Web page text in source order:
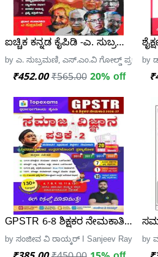
ಐಚ್ಚಿಕ ಕನ್ನಡ ಕೈಪಿಡಿ -ಎ. ಸುಬ್ರಮಣಿ
by ಎ. ಸುಬ್ರಮಣಿ, ಎಸ್.ಎಂ.ವಿ ಗೋಲ್ಡ್ ಪ್ರಕಾಶನ
₹452.00 ₹565.00 20% off
by
GPSTR 6-8 ಶಿಕ್ಷಕರ ನೇಮಕಾತಿ |
by ಸಂಜೀವ ವಿ ರಾಯ್ಕರ್ I Sanjeev Raykar,by